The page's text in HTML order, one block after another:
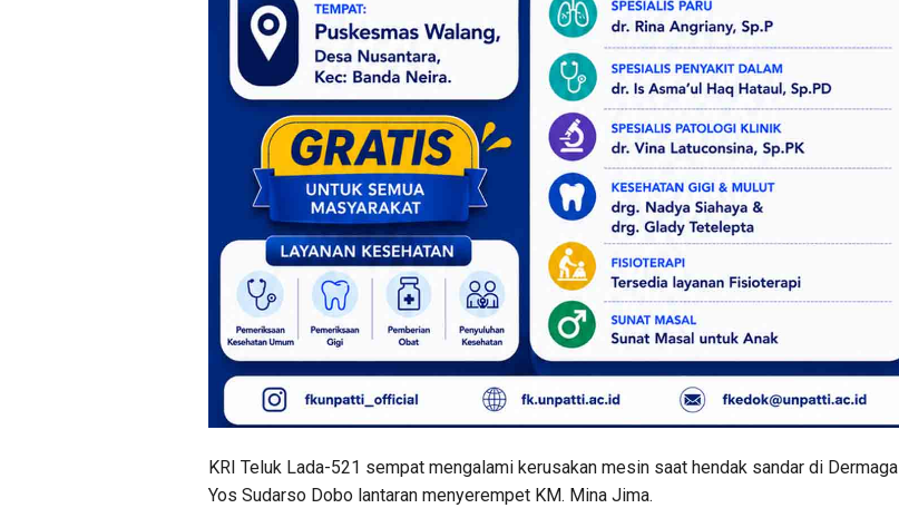
KRI Teluk Lada-521 sempat mengalami kerusakan mesin saat hendak sandar di Dermaga
Yos Sudarso Dobo lantaran menyerempet KM. Mina Jima.